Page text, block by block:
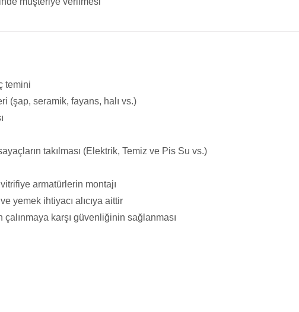
temini
(şap, seramik, fayans, halı vs.)
takılması (Elektrik, Temiz ve Pis Su vs.)
armatürlerin montajı
yemek ihtiyacı alıcıya aittir
karşı güvenliğinin sağlanması